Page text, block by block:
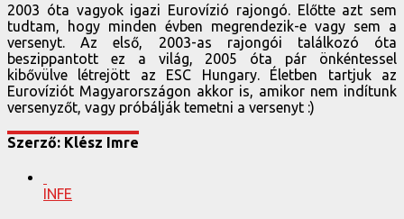
2003 óta vagyok igazi Eurovízió rajongó. Előtte azt sem
tudtam, hogy minden évben megrendezik-e vagy sem a
versenyt. Az első, 2003-as rajongói találkozó óta
beszippantott ez a világ, 2005 óta pár önkéntessel
kibővülve létrejött az ESC Hungary. Életben tartjuk az
Eurovíziót Magyarországon akkor is, amikor nem indítunk
versenyzőt, vagy próbálják temetni a versenyt :)
Szerző: Klész Imre
INFE